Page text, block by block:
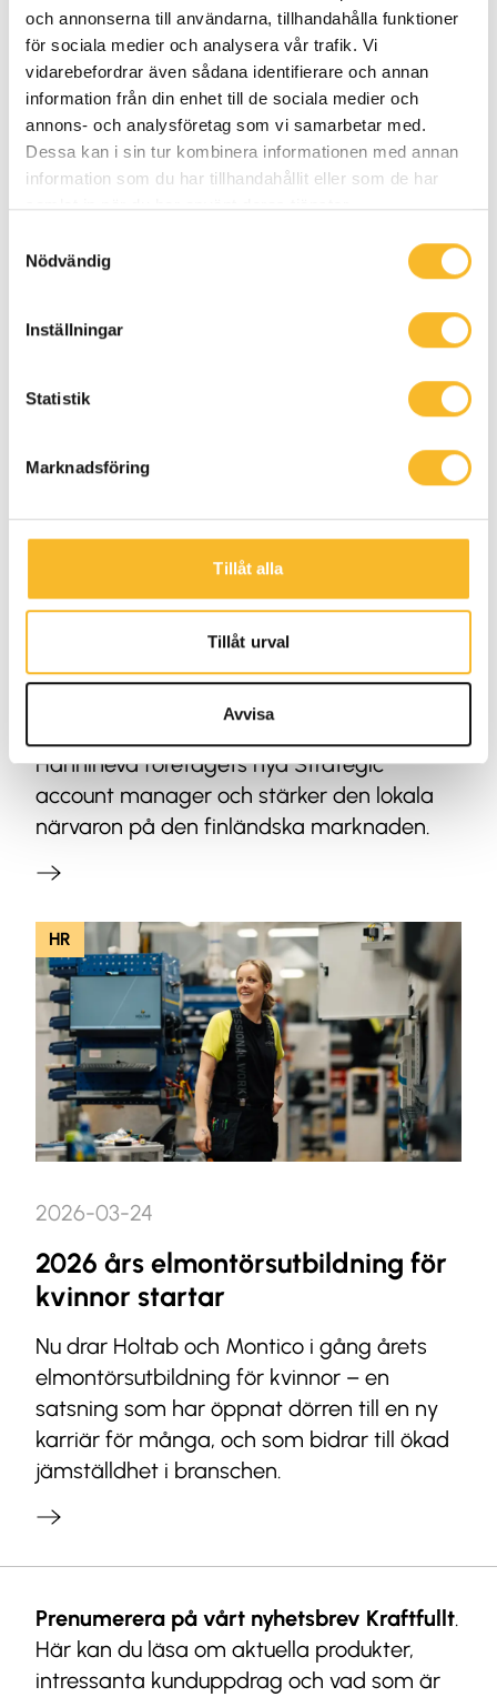
och annonserna till användarna, tillhandahålla funktioner
för sociala medier och analysera vår trafik. Vi
vidarebefordrar även sådana identifierare och annan
information från din enhet till de sociala medier och
annons- och analysföretag som vi samarbetar med.
Dessa kan i sin tur kombinera informationen med annan
information som du har tillhandahållit eller som de har
samlat in när du har använt deras tjänster.
Nödvändig
Inställningar
Statistik
Marknadsföring
Tillåt alla
Tillåt urval
Avvisa
tar vi nästa steg”
Med inkludering och standardisering som
ledstjärna vill divisionschefen Cathrine
Holmberg ta nästa steg i utvecklingen av
Holtabs utomhusbetjänade nätstationer.
Holtab stärker upp med Johanna
Hanhineva i Finland
Holtab har varit verksamt i Finland under
Hanhineva företagets nya Strategic
account manager och stärker den lokala
närvaron på den finländska marknaden.
HR
2026-03-24
2026 års elmontörsutbildning för
kvinnor startar
Nu drar Holtab och Montico i gång årets
elmontörsutbildning för kvinnor – en
satsning som har öppnat dörren till en ny
karriär för många, och som bidrar till ökad
jämställdhet i branschen.
Prenumerera på vårt nyhetsbrev Kraftfullt.
Här kan du läsa om aktuella produkter,
intressanta kunduppdrag och vad som är